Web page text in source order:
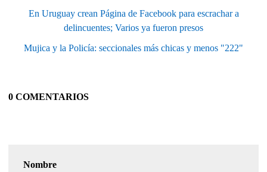
En Uruguay crean Página de Facebook para escrachar a
delincuentes; Varios ya fueron presos
Mujica y la Policía: seccionales más chicas y menos "222"
0 COMENTARIOS
Nombre